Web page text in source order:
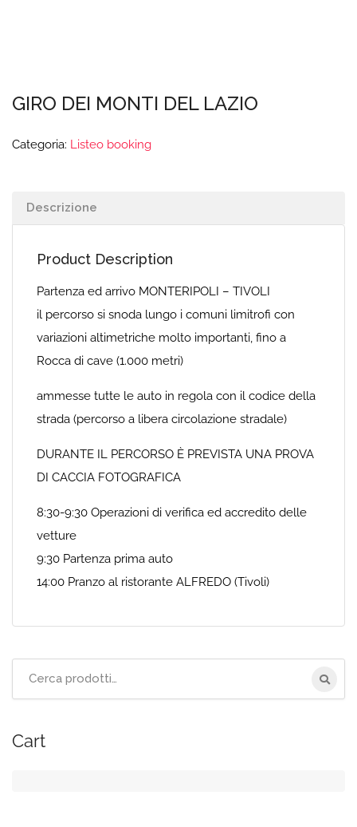
GIRO DEI MONTI DEL LAZIO
Categoria: Listeo booking
Descrizione
Product Description
Partenza ed arrivo MONTERIPOLI – TIVOLI
il percorso si snoda lungo i comuni limitrofi con
variazioni altimetriche molto importanti, fino a
Rocca di cave (1.000 metri)
ammesse tutte le auto in regola con il codice della
strada (percorso a libera circolazione stradale)
DURANTE IL PERCORSO È PREVISTA UNA PROVA
DI CACCIA FOTOGRAFICA
8:30-9:30 Operazioni di verifica ed accredito delle
vetture
9:30 Partenza prima auto
14:00 Pranzo al ristorante ALFREDO (Tivoli)
Cart